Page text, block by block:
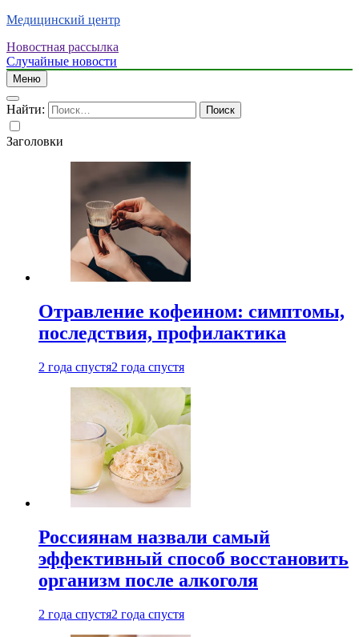
Медицинский центр
Новостная рассылка
Случайные новости
Меню
Найти:
Заголовки
Отравление кофеином: симптомы,
последствия, профилактика
2 года спустя2 года спустя
Россиянам назвали самый
эффективный способ восстановить
организм после алкоголя
2 года спустя2 года спустя